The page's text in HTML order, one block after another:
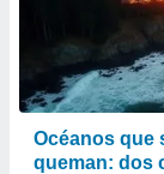
Océanos que
queman: dos